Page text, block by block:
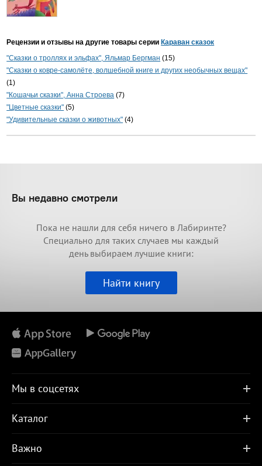
Рецензии и отзывы на другие товары серииКараван сказок
"Сказки о троллях и эльфах", Яльмар Бергман (15)
"Сказки о ковре-самолёте, волшебной книге и других необычных вещах"
(1)
"Кошачьи сказки", Анна Строева (7)
"Цветные сказки" (5)
"Удивительные сказки о животных" (4)
Вы недавно смотрели
Пока не нашли для себя ничего в Лабиринте?
Специально для таких случаев мы каждый
день выбираем лучшие книги:
Найти книгу
Мы в соцсетях
Каталог
Важно